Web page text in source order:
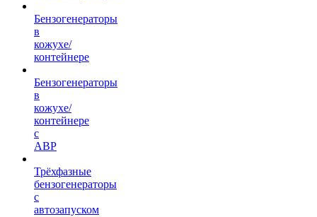
Бензогенераторы
в
кожухе/
контейнере
Бензогенераторы
в
кожухе/
контейнере
с
АВР
Трёхфазные
бензогенераторы
с
автозапуском